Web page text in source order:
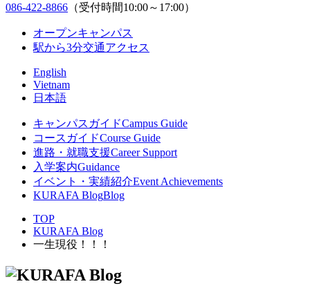
086-422-8866 （受付時間10:00～17:00）
オープンキャンパス
駅から3分交通アクセス
English
Vietnam
日本語
キャンパスガイドCampus Guide
コースガイドCourse Guide
進路・就職支援Career Support
入学案内Guidance
イベント・実績紹介Event Achievements
KURAFA BlogBlog
TOP
KURAFA Blog
一生現役！！！